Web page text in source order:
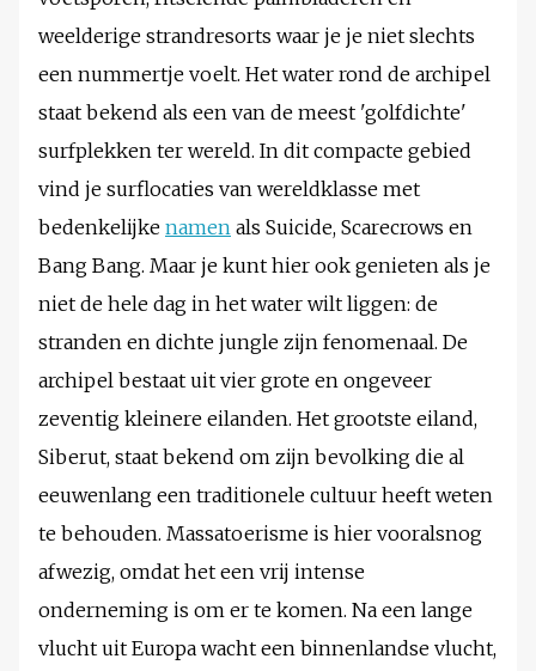
weelderige strandresorts waar je je niet slechts
een nummertje voelt. Het water rond de archipel
staat bekend als een van de meest 'golfdichte'
surfplekken ter wereld. In dit compacte gebied
vind je surflocaties van wereldklasse met
bedenkelijke namen als Suicide, Scarecrows en
Bang Bang. Maar je kunt hier ook genieten als je
niet de hele dag in het water wilt liggen: de
stranden en dichte jungle zijn fenomenaal. De
archipel bestaat uit vier grote en ongeveer
zeventig kleinere eilanden. Het grootste eiland,
Siberut, staat bekend om zijn bevolking die al
eeuwenlang een traditionele cultuur heeft weten
te behouden. Massatoerisme is hier vooralsnog
afwezig, omdat het een vrij intense
onderneming is om er te komen. Na een lange
vlucht uit Europa wacht een binnenlandse vlucht,